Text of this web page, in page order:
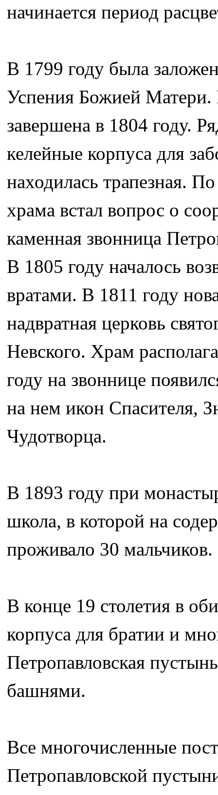
начинается период
В 1799 году была
Успения Божией Матери.
завершена в 1804 году.
келейные корпуса для
находилась трапезная.
храма встал вопрос о
каменная звонница
В 1805 году началось
вратами. В 1811 году
надвратная церковь
Невского. Храм
году на звоннице
на нем икон Спасителя,
Чудотворца.
В 1893 году при
школа, в которой на
проживало 30 мальчиков.
В конце 19 столетия в
корпуса для братии и
Петропавловская
башнями.
Все многочисленные
Петропавловской